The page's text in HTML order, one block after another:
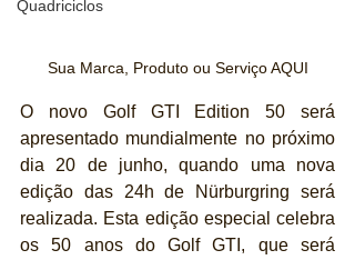
Quadriciclos
Sua Marca, Produto ou Serviço AQUI
O novo Golf GTI Edition 50 será
apresentado mundialmente no próximo
dia 20 de junho, quando uma nova
edição das 24h de Nürburgring será
realizada. Esta edição especial celebra
os 50 anos do Golf GTI, que será